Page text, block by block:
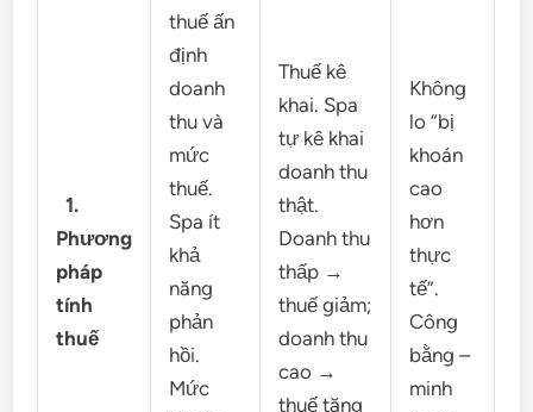
1.
Phương
pháp
tính
thuế
thuế ấn
định
doanh
thu và
mức
thuế.
Spa ít
khả
năng
phản
hồi.
Mức
Thuế kê
khai. Spa
tự kê khai
doanh thu
thật.
Doanh thu
thấp →
thuế giảm;
doanh thu
cao →
thuế tăng
Không
lo “bị
khoán
cao
hơn
thực
tế”.
Công
bằng –
minh